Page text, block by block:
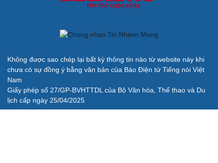
Không được sao chép lại bất kỳ thông tin nào từ website này khi
chưa có sự đồng ý bằng văn bản của Báo Điện tử Tiếng nói Việt
Nam
Giấy phép số 27/GP-BVHTTDL của Bộ Văn hóa, Thể thao và Du
lịch cấp ngày 25/04/2025